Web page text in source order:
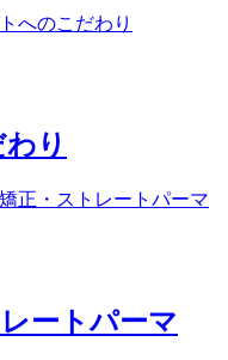
り
ートパーマ